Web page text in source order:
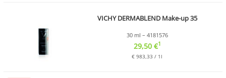
VICHY DERMABLEND Make-up 35
30 ml – 4181576
29,50 €1
€ 983,33 / 1l